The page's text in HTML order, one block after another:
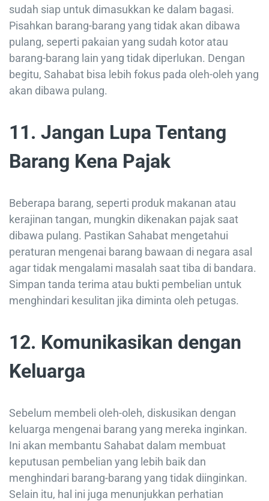
sudah siap untuk dimasukkan ke dalam bagasi.
Pisahkan barang-barang yang tidak akan dibawa
pulang, seperti pakaian yang sudah kotor atau
barang-barang lain yang tidak diperlukan. Dengan
begitu, Sahabat bisa lebih fokus pada oleh-oleh yang
akan dibawa pulang.
11. Jangan Lupa Tentang
Barang Kena Pajak
Beberapa barang, seperti produk makanan atau
kerajinan tangan, mungkin dikenakan pajak saat
dibawa pulang. Pastikan Sahabat mengetahui
peraturan mengenai barang bawaan di negara asal
agar tidak mengalami masalah saat tiba di bandara.
Simpan tanda terima atau bukti pembelian untuk
menghindari kesulitan jika diminta oleh petugas.
12. Komunikasikan dengan
Keluarga
Sebelum membeli oleh-oleh, diskusikan dengan
keluarga mengenai barang yang mereka inginkan.
Ini akan membantu Sahabat dalam membuat
keputusan pembelian yang lebih baik dan
menghindari barang-barang yang tidak diinginkan.
Selain itu, hal ini juga menunjukkan perhatian